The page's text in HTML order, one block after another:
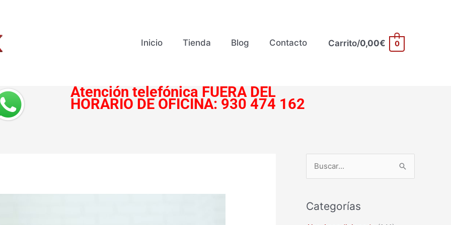
Inicio Tienda Blog Contacto Carrito/0,00€ 0
Atención telefónica FUERA DEL
HORARIO DE OFICINA: 930 474 162
c
Categorías